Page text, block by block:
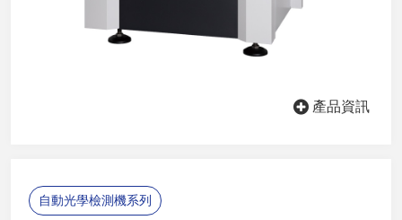
產品資訊
自動光學檢測機系列